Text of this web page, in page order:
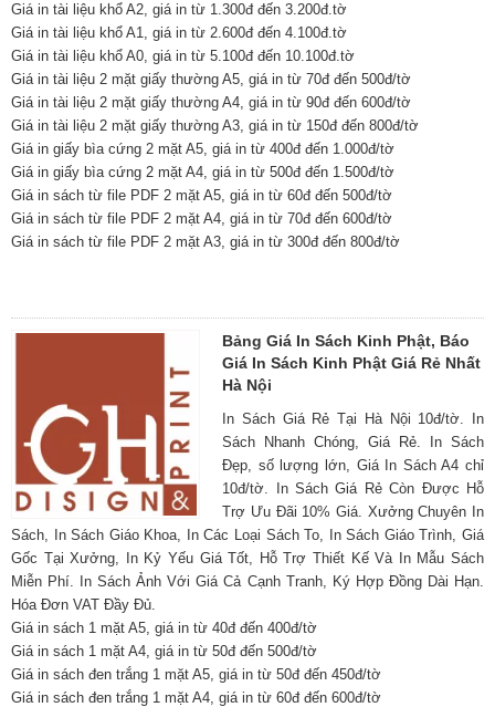
Giá in tài liệu khổ A2, giá in từ 1.300đ đến 3.200đ.tờ
Giá in tài liệu khổ A1, giá in từ 2.600đ đến 4.100đ.tờ
Giá in tài liệu khổ A0, giá in từ 5.100đ đến 10.100đ.tờ
Giá in tài liệu 2 mặt giấy thường A5, giá in từ 70đ đến 500đ/tờ
Giá in tài liệu 2 mặt giấy thường A4, giá in từ 90đ đến 600đ/tờ
Giá in tài liệu 2 mặt giấy thường A3, giá in từ 150đ đến 800đ/tờ
Giá in giấy bìa cứng 2 mặt A5, giá in từ 400đ đến 1.000đ/tờ
Giá in giấy bìa cứng 2 mặt A4, giá in từ 500đ đến 1.500đ/tờ
Giá in sách từ file PDF 2 mặt A5, giá in từ 60đ đến 500đ/tờ
Giá in sách từ file PDF 2 mặt A4, giá in từ 70đ đến 600đ/tờ
Giá in sách từ file PDF 2 mặt A3, giá in từ 300đ đến 800đ/tờ
Bảng Giá In Sách Kinh Phật, Báo
Giá In Sách Kinh Phật Giá Rẻ Nhất
Hà Nội
In Sách Giá Rẻ Tại Hà Nội 10đ/tờ. In
Sách Nhanh Chóng, Giá Rẻ. In Sách
Đẹp, số lượng lớn, Giá In Sách A4 chỉ
10đ/tờ. In Sách Giá Rẻ Còn Được Hỗ
Trợ Ưu Đãi 10% Giá. Xưởng Chuyên In
Sách, In Sách Giáo Khoa, In Các Loại Sách To, In Sách Giáo Trình, Giá
Gốc Tại Xưởng, In Kỷ Yếu Giá Tốt, Hỗ Trợ Thiết Kế Và In Mẫu Sách
Miễn Phí. In Sách Ảnh Với Giá Cả Cạnh Tranh, Ký Hợp Đồng Dài Hạn.
Hóa Đơn VAT Đầy Đủ.
Giá in sách 1 mặt A5, giá in từ 40đ đến 400đ/tờ
Giá in sách 1 mặt A4, giá in từ 50đ đến 500đ/tờ
Giá in sách đen trắng 1 mặt A5, giá in từ 50đ đến 450đ/tờ
Giá in sách đen trắng 1 mặt A4, giá in từ 60đ đến 600đ/tờ